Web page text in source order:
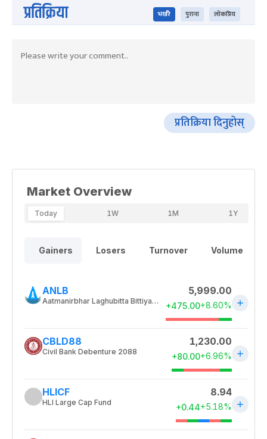
प्रतिक्रिया भर्खरै पुराना लोकप्रिय
प्रतिक्रिया दिनुहोस्